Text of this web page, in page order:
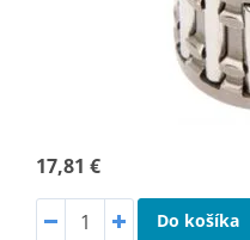
17,81 €
Do košíka